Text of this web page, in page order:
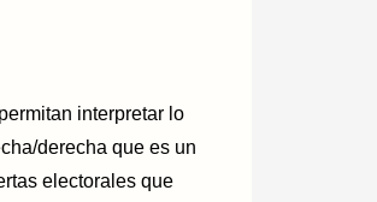
interpretar lo
derecha que es un
electorales que